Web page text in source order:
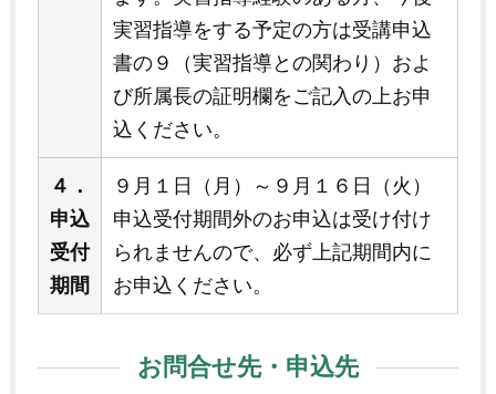
実習指導をする予定の方は受講申込
書の９（実習指導との関わり）およ
び所属長の証明欄をご記入の上お申
込ください。
４．
申込
受付
期間
９月１日（月）～９月１６日（火）
申込受付期間外のお申込は受け付け
られませんので、必ず上記期間内に
お申込ください。
お問合せ先・申込先